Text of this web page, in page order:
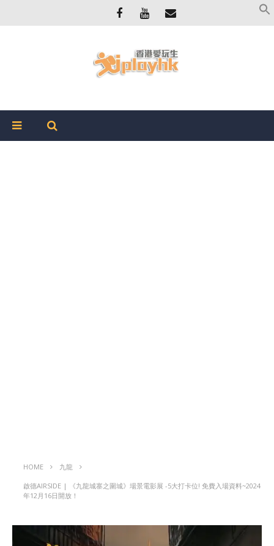
HOME 九龍
啟德AIRSIDE | 《九龍城寨之圍城》場景電影展 -5大打卡位! 免費入場資料~2024
年12月16日開放！